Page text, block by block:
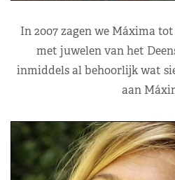
In 2007 zagen we Máxima
met juwelen van het
inmiddels al behoorlijk wat
aan